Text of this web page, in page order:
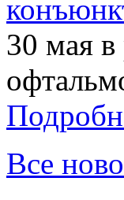
30 мая
Все